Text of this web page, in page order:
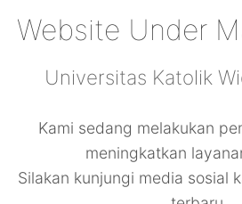
Website Under
Universitas Katolik
Kami sedang melakukan
meningkatkan
Silakan kunjungi media sosial